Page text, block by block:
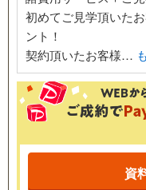
初めてご見学頂いた
ント！
契約頂いたお客様…
資